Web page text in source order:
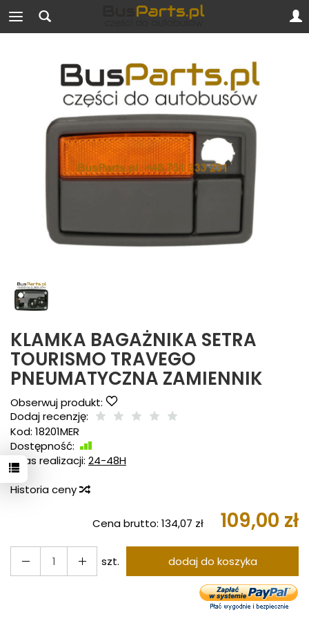
KLAMKA BAGAŻNIKA SETRA
TOURISMO TRAVEGO
PNEUMATYCZNA ZAMIENNIK
Obserwuj produkt:
Dodaj recenzję:
Kod: 18201MER
Dostępność:
Czas realizacji: 24-48H
Historia ceny
Cena brutto: 134,07 zł 109,00 zł
szt. dodaj do koszyka